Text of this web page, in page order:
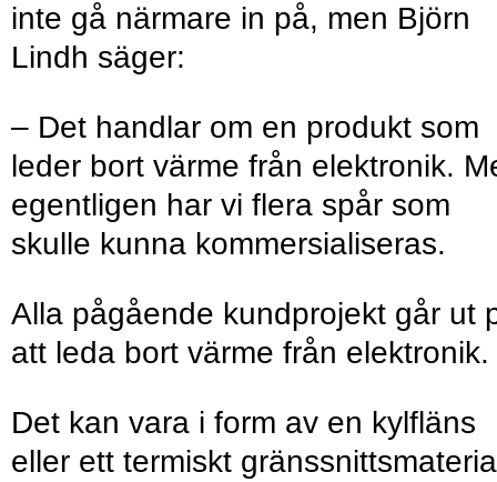
inte gå närmare in på, men Björn
Lindh säger:
– Det handlar om en produkt som
leder bort värme från elektronik.
egentligen har vi flera spår som
skulle kunna kommersialiseras.
Alla pågående kundprojekt går ut
att leda bort värme från elektronik.
Det kan vara i form av en kylfläns
eller ett termiskt